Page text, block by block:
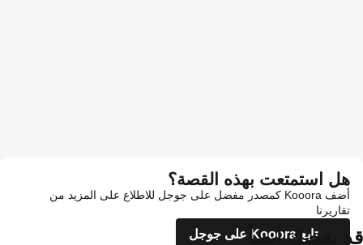
هل استمتعت بهذه القصة؟
أضف Kooora كمصدر مفضل على جوجل للاطلاع على المزيد من
تقاريرنا
تابع Kooora على جوجل
قد يعجبك أيضاً